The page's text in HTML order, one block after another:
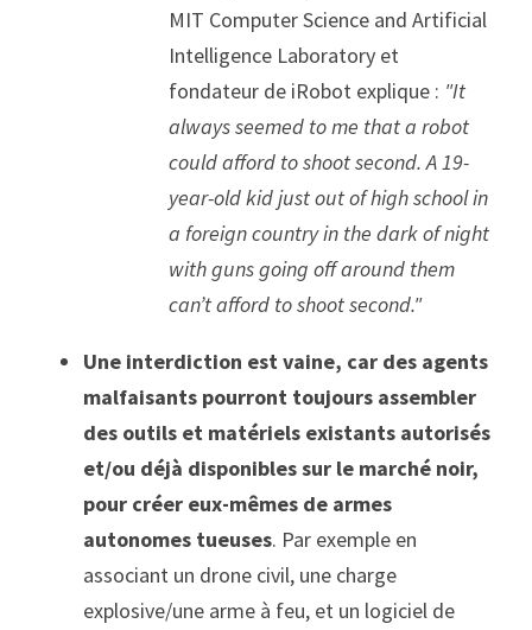
MIT Computer Science and Artificial
Intelligence Laboratory et
fondateur de iRobot explique : "It
always seemed to me that a robot
could afford to shoot second. A 19-
year-old kid just out of high school in
a foreign country in the dark of night
with guns going off around them
can’t afford to shoot second."
Une interdiction est vaine, car des agents
malfaisants pourront toujours assembler
des outils et matériels existants autorisés
et/ou déjà disponibles sur le marché noir,
pour créer eux-mêmes de armes
autonomes tueuses. Par exemple en
associant un drone civil, une charge
explosive/une arme à feu, et un logiciel de